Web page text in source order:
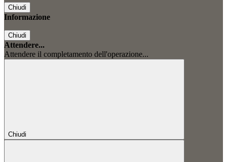
Chiudi
Informazione
Chiudi
Attendere...
Attendere il completamento dell'operazione...
Chiudi